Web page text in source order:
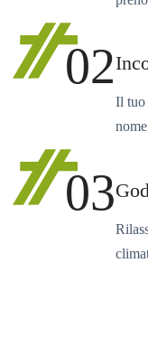
02
Il tuo
03